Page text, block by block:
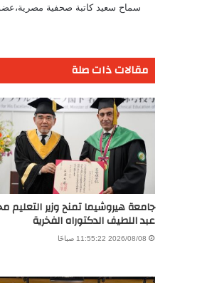
سماح سعيد كاتبة صحفية
مقالات ذات صلة
جامعة هيروشيما تمنح وزير التعليم
عبد اللطيف الدكتوراه الفخرية
2026/08/08 11:55:22 صباحًا